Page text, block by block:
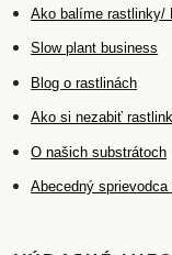
Ako balíme rastlinky/
Slow plant business
Blog o rastlinách
Ako si nezabiť
O našich substrátoch
Abecedný sprievodca